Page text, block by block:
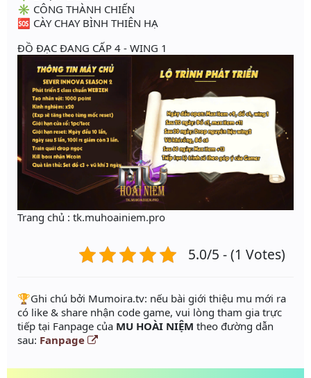
✳️ CÔNG THÀNH CHIẾN
🆘 CÀY CHAY BÌNH THIÊN HẠ
ĐỒ ĐẠC ĐANG CẤP 4 - WING 1
Trang chủ : tk.muhoainiem.pro
5.0/5 - (1 Votes)
️🏆Ghi chú bởi Mumoira.tv: nếu bài giới thiệu mu mới ra
có like & share nhận code game, vui lòng tham gia trực
tiếp tại Fanpage của MU HOÀI NIỆM theo đường dẫn
sau: Fanpage